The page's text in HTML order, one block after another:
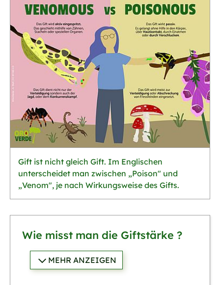
Gift ist nicht gleich Gift. Im Englischen
unterscheidet man zwischen „Poison" und
„Venom", je nach Wirkungsweise des Gifts.
Wie misst man die Giftstärke ?
MEHR ANZEIGEN